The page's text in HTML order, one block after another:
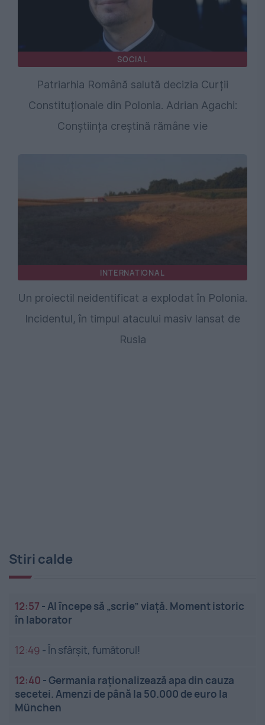
SOCIAL
Patriarhia Română salută decizia Curții
Constituționale din Polonia. Adrian Agachi:
Conștiința creștină rămâne vie
INTERNATIONAL
Un proiectil neidentificat a explodat în Polonia.
Incidentul, în timpul atacului masiv lansat de
Rusia
Stiri calde
12:57 -AI începe să „scrie” viață. Moment istoric
în laborator
12:49 -În sfârșit, fumătorul!
12:40 -Germania raționalizează apa din cauza
secetei. Amenzi de până la 50.000 de euro la
München